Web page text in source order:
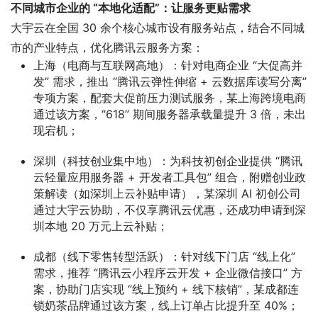
不同城市企业的 “本地化适配”：让服务更贴需求
大宇云在全国 30 余个核心城市设有服务站点，结合不同城
市的产业特点，优化腾讯云服务方案：
上海（电商与互联网高地）
：针对电商企业 “大促高并
发” 需求，推出 “腾讯云弹性伸缩 + 云数据库读写分离”
专项方案，配套大促前压力测试服务，某上海跨境电商
通过该方案，“618” 期间服务器承载量提升 3 倍，未出
现宕机；
深圳（科技创业集中地）
：为科技初创企业提供 “腾讯
云轻量应用服务器 + 开发者工具包” 组合，附赠创业政
策解读（如深圳上云补贴申请），某深圳 AI 初创公司
通过大宇云协助，不仅享腾讯云优惠，还成功申请到深
圳本地 20 万元上云补贴；
成都（线下零售转型活跃）
：针对线下门店 “线上化”
需求，推荐 “腾讯云小程序云开发 + 企业微信接口” 方
案，协助门店实现 “线上预约 + 线下核销”，某成都连
锁奶茶品牌通过该方案，线上订单占比提升至 40%；